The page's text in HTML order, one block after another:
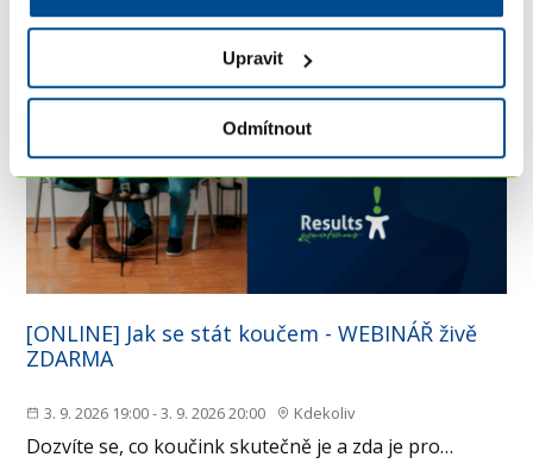
Upravit
Odmítnout
[ONLINE] Jak se stát koučem - WEBINÁŘ živě
ZDARMA
3. 9. 2026 19:00 - 3. 9. 2026 20:00 Kdekoliv
Dozvíte se, co koučink skutečně je a zda je pro…